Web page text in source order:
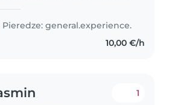
pets and happy to help
homework, cooking, and
Pieredze: general.experience.
10,00 €/h
1